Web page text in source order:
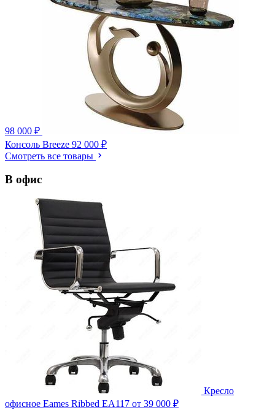
98 000 ₽
Консоль Breeze 92 000 ₽
Смотреть все товары
В офис
Кресло
офисное Eames Ribbed EA117 от 39 000 ₽